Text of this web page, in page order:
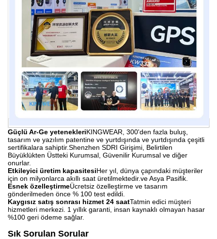
Güçlü Ar-Ge yetenekleriKINGWEAR, 300'den fazla buluş,
tasarım ve yazılım patentine ve yurtdışında ve yurtdışında çeşitli
sertifikalara sahiptir.Shenzhen SDRI Girişimi, Belirtilen
Büyüklükten Üstteki Kurumsal, Güvenilir Kurumsal ve diğer
onurlar.
Etkileyici üretim kapasitesiHer yıl, dünya çapındaki müşteriler
için on milyonlarca akıllı saat üretilmektedir.ve Asya Pasifik.
Esnek özelleştirmeÜcretsiz özelleştirme ve tasarım
gönderilmeden önce % 100 test edildi.
Kaygısız satış sonrası hizmet 24 saatTatmin edici müşteri
hizmetleri merkezi. 1 yıllık garanti, insan kaynaklı olmayan hasar
%100 geri ödeme sağlar.
Sık Sorulan Sorular